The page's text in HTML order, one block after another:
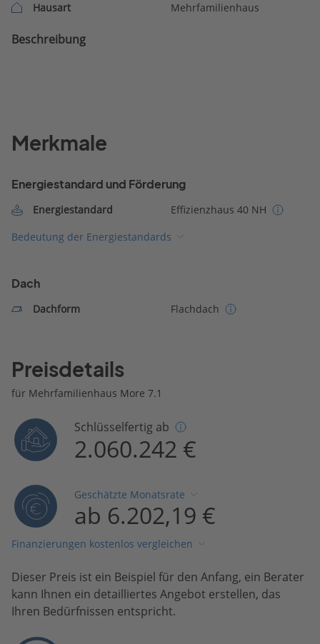
Hausart
Mehrfamilienhaus
Beschreibung
Merkmale
Energiestandard und Förderung
Energiestandard
Effizienzhaus 40 NH
Bedeutung der Energiestandards
Dach
Dachform Flachdach
Preisdetails
für Mehrfamilienhaus More 7.1
Schlüsselfertig ab
2.060.242 €
Geschätzte Monatsrate
ab 6.202,19 €
Finanzierungen kostenlos vergleichen
Dieser Preis ist ein Beispiel für den Anfang, ein Berater
kann Ihnen ein detailliertes Angebot erstellen, das
Ihren Bedürfnissen entspricht.